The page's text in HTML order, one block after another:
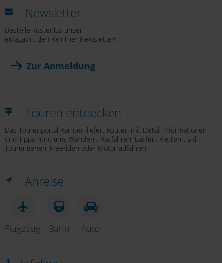
Newsletter
Bestelle kostenlos unser
eMagazin, den Kärntner Newsletter!
Zur Anmeldung
Touren entdecken
Das Tourenportal Kärnten liefert Routen mit Detail-Informationen
und Tipps rund ums Wandern, Radfahren, Laufen, Klettern, Ski-
Tourengehen, Freeriden oder Motorradfahren.
Anreise
Flugzeug Bahn Auto